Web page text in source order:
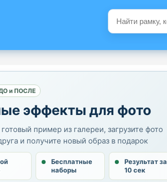
и ПОСЛЕ
эффекты для фото
пример из галереи, загрузите фото
и получите новый образ в подарок
Бесплатные
наборы
Результат за
10 сек